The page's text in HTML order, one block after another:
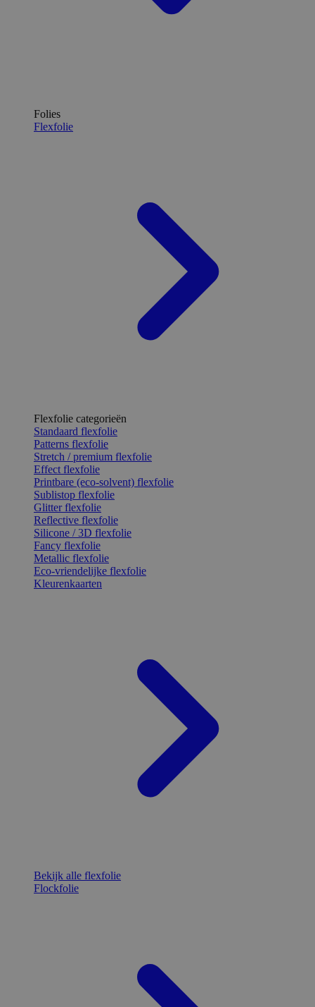
Folies
Flexfolie
Flexfolie categorieën
Standaard flexfolie
Patterns flexfolie
Stretch / premium flexfolie
Effect flexfolie
Printbare (eco-solvent) flexfolie
Sublistop flexfolie
Glitter flexfolie
Reflective flexfolie
Silicone / 3D flexfolie
Fancy flexfolie
Metallic flexfolie
Eco-vriendelijke flexfolie
Kleurenkaarten
Bekijk alle flexfolie
Flockfolie